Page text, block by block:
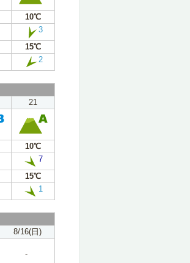
10℃
3
15℃
2
21
10℃
7
15℃
1
8/16(日)
-